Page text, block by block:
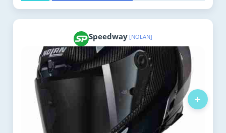
Speedway [NOLAN]
+